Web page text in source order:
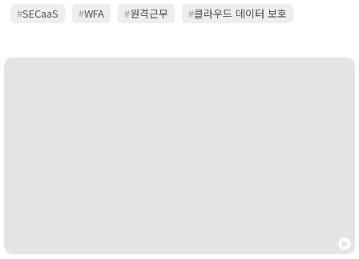
#SECaaS #WFA #원격근무 #클라우드 데이터 보호